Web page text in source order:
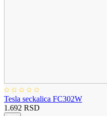
Tesla seckalica FC302W
1.692 RSD